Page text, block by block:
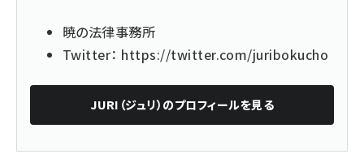
暁の法律事務所
Twitter： https://twitter.com/juribokucho
JURI（ジュリ） のプロフィールを見る